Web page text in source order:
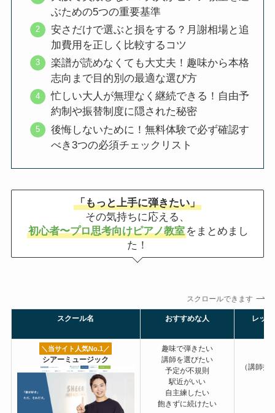
ぶための5つの重要基準
安さだけで選ぶと損をする？月謝相場と追
加費用を正しく比較するコツ
楽譜が読めなくても大丈夫！趣味から本格
志向まで目的別の最適な選び方
忙しい大人が無理なく継続できる！自由予
約制や振替制度に隠された秘密
後悔しないために！無料体験で必ず確認す
べき3つの必須チェックリスト
「もっと上手に弾きたい」
その気持ちに応える、
初心者〜プロ思考向けピアノ教室をまとめまし
た！
スクロールできます
スクール名 おすすめな人 レッ
＼当サイト人気No.1／
シアーミュージック
趣味で弾きたい
講師を選びたい
予定が不規則
駅近がいい
自主練したい
飽きずに続けたい
（講師指